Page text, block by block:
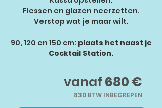
Flessen en glazen neerzetten.
Verstop wat je maar wilt.
90, 120 en 150 cm: plaats het naast je
Cocktail Station.
vanaf 680 €
830 BTW INBEGREPEN